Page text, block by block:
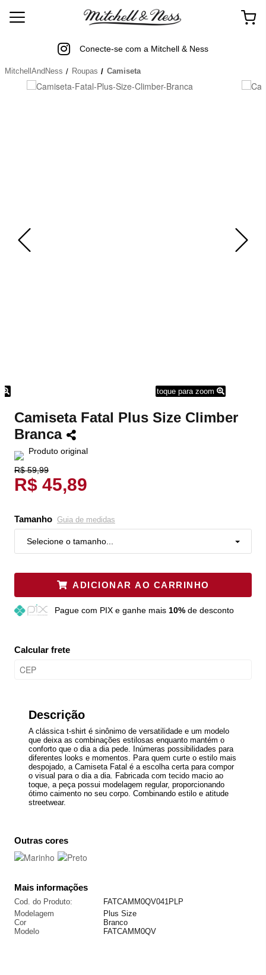
Conecte-se com a Mitchell & Ness
MitchellAndNess Roupas Camiseta
toque para zoom
Camiseta Fatal Plus Size Climber
Branca
Produto original
R$ 59,99
R$ 45,89
Tamanho Guia de medidas
Selecione o tamanho...
ADICIONAR AO CARRINHO
Pague com PIX e ganhe mais 10%de desconto
Calcular frete
Descrição
A clássica t-shirt é sinônimo de versatilidade e um modelo
que deixa as combinações estilosas enquanto mantém o
conforto que o dia a dia pede. Inúmeras possibilidades para
diferentes looks e momentos. Para quem curte o estilo mais
despojado, a Camiseta Fatal é a escolha certa para compor
o visual para o dia a dia. Fabricada com tecido macio ao
toque, a peça possui modelagem regular, proporcionando
ótimo caimento no seu corpo. Combinando estilo e atitude
streetwear.
Outras cores
Mais informações
Cod. do Produto:
FATCAMM0QV041PLP
Modelagem
Plus Size
Cor
Branco
Modelo
FATCAMM0QV